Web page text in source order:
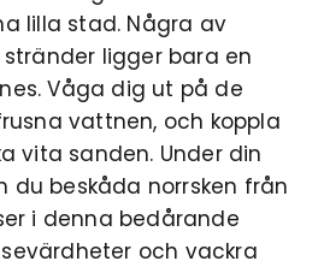
lilla stad. Några av
ligger bara en
Våga dig ut på de
vattnen, och koppla
vita sanden. Under din
du beskåda norrsken från
i denna bedårande
sevärdheter och vackra